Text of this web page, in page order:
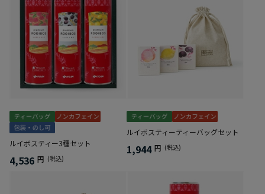
ルイボスティー3種セット
4,536 円 (税込)
ルイボスティーティーバッグセット
1,944 円 (税込)